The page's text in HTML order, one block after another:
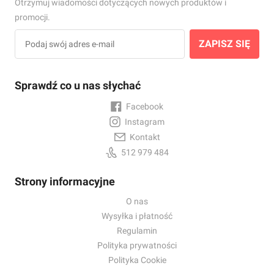
Sprawdź co u nas słychać
Facebook
Instagram
Kontakt
512 979 484
Strony informacyjne
O nas
Wysyłka i płatność
Regulamin
Polityka prywatności
Polityka Cookie
Otrzymuj wiadomości dotyczących nowych produktów i
promocji.
ZAPISZ SIĘ